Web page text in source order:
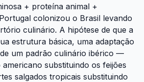
+ proteína animal +
colonizou o Brasil levando
culinário. A hipótese de que a
estrutura básica, uma adaptação
um padrão culinário ibérico —
substituindo os feijões
salgados tropicais substituindo